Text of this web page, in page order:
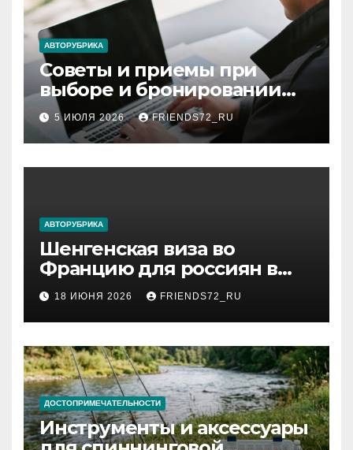
АВТОРУБРИКА
Советы и приемы при
выборе и бронировании
авиабилетов
5 ИЮЛЯ 2026 FRIENDS72_RU
АВТОРУБРИКА
Шенгенская виза во
Францию для россиян в
2026 году: сроки от 3 дней
и список необходимых
документов
18 ИЮНЯ 2026 FRIENDS72_RU
ДОСТОПРИМЕЧАТЕЛЬНОСТИ
Инструменты и аксессуары